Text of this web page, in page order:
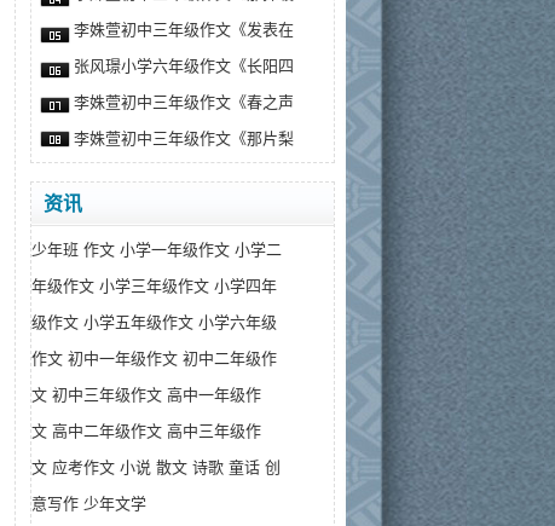
李姝萱初中三年级作文《发表在
张风璟小学六年级作文《长阳四
李姝萱初中三年级作文《春之声
李姝萱初中三年级作文《那片梨
资讯
少年班 作文 小学一年级作文 小学二
年级作文 小学三年级作文 小学四年
级作文 小学五年级作文 小学六年级
作文 初中一年级作文 初中二年级作
文 初中三年级作文 高中一年级作
文 高中二年级作文 高中三年级作
文 应考作文 小说 散文 诗歌 童话 创
意写作 少年文学